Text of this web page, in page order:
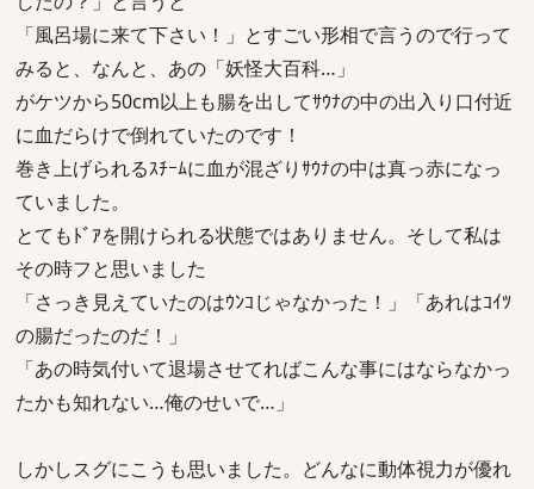
「風呂場に来て下さい！」とすごい形相で言うので行って
みると、なんと、あの「妖怪大百科…」
がケツから50cm以上も腸を出してｻｳﾅの中の出入り口付近
に血だらけで倒れていたのです！
巻き上げられるｽﾁｰﾑに血が混ざりｻｳﾅの中は真っ赤になっ
ていました。
とてもﾄﾞｱを開けられる状態ではありません。そして私は
その時フと思いました
「さっき見えていたのはｳﾝｺじゃなかった！」「あれはｺｲﾂ
の腸だったのだ！」
「あの時気付いて退場させてればこんな事にはならなかっ
たかも知れない…俺のせいで…」
しかしスグにこうも思いました。どんなに動体視力が優れ